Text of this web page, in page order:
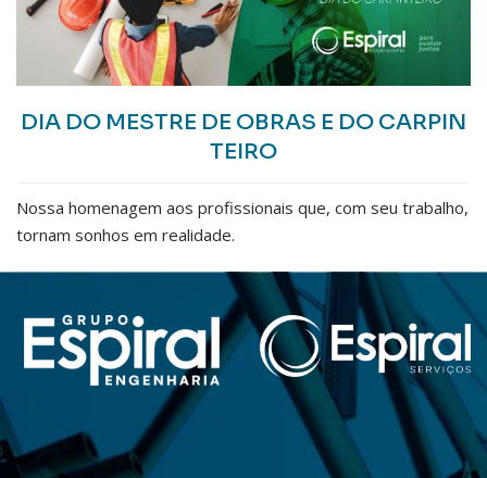
DIA DO MESTRE DE OBRAS E DO CARPIN
TEIRO
Nossa homenagem aos profissionais que, com seu trabalho,
tornam sonhos em realidade.